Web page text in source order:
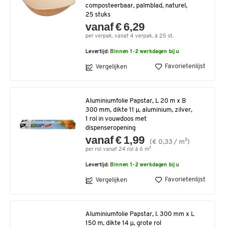
composteerbaar, palmblad, naturel,
25 stuks
vanaf € 6,29
per verpak. vanaf 4 verpak. à 25 st.
Levertijd: Binnen 1-2 werkdagen bij u
Vergelijken Favorietenlijst
Aluminiumfolie Papstar, L 20 m x B
300 mm, dikte 11 μ, aluminium, zilver,
1 rol in vouwdoos met
dispenseropening
vanaf € 1,99 (€ 0,33 / m²)
per rol vanaf 24 rol à 6 m²
Levertijd: Binnen 1-2 werkdagen bij u
Vergelijken Favorietenlijst
Aluminiumfolie Papstar, l. 300 mm x L
150 m, dikte 14 µ, grote rol